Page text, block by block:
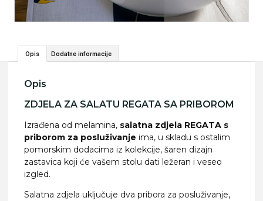
Opis Dodatne informacije
Opis
ZDJELA ZA SALATU REGATA SA PRIBOROM
Izrađena od melamina, salatna zdjela REGATA s
priborom za posluživanje ima, u skladu s ostalim
pomorskim dodacima iz kolekcije, šaren dizajn
zastavica koji će vašem stolu dati ležeran i veseo
izgled.
Salatna zdjela uključuje dva pribora za posluživanje,